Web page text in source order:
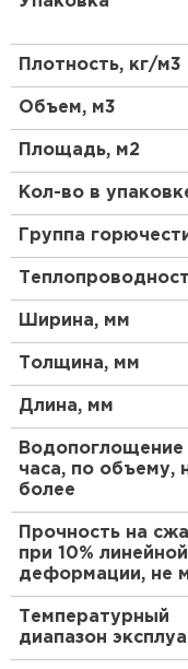
Предназначен для
является
(полы,
цоколи), в том
подвергаемых
Преимущества
Неизменно
Нулевое
структура из
Высокая
Абсолютная
Долговечность
Экологичность
Плотность, кг/м3
Объем, м3
Площадь, м2
Кол-во в
Группа
Ширина, мм
Толщина, мм
Длина, мм
Водопоглощение
часа, по объему,
более
Прочность на
при 10% линейной
деформации, не
Температурный
диапазон